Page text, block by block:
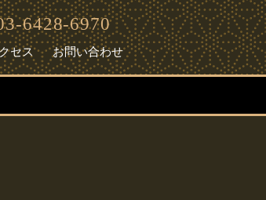
6428-6970
セス お問い合わせ